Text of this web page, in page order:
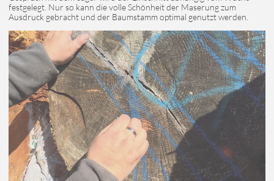
festgelegt. Nur so kann die volle Schönheit der Maserung zum
Ausdruck gebracht und der Baumstamm optimal genutzt werden.